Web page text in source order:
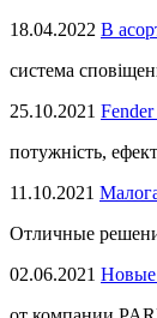
18.04.2022 В
система
25.10.2021
потужність,
11.10.2021
Отличные
02.06.2021 Новые